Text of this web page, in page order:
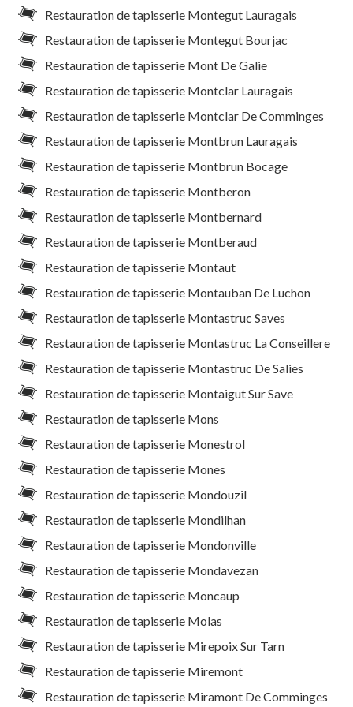
Restauration de tapisserie Montegut Lauragais
Restauration de tapisserie Montegut Bourjac
Restauration de tapisserie Mont De Galie
Restauration de tapisserie Montclar Lauragais
Restauration de tapisserie Montclar De Comminges
Restauration de tapisserie Montbrun Lauragais
Restauration de tapisserie Montbrun Bocage
Restauration de tapisserie Montberon
Restauration de tapisserie Montbernard
Restauration de tapisserie Montberaud
Restauration de tapisserie Montaut
Restauration de tapisserie Montauban De Luchon
Restauration de tapisserie Montastruc Saves
Restauration de tapisserie Montastruc La Conseillere
Restauration de tapisserie Montastruc De Salies
Restauration de tapisserie Montaigut Sur Save
Restauration de tapisserie Mons
Restauration de tapisserie Monestrol
Restauration de tapisserie Mones
Restauration de tapisserie Mondouzil
Restauration de tapisserie Mondilhan
Restauration de tapisserie Mondonville
Restauration de tapisserie Mondavezan
Restauration de tapisserie Moncaup
Restauration de tapisserie Molas
Restauration de tapisserie Mirepoix Sur Tarn
Restauration de tapisserie Miremont
Restauration de tapisserie Miramont De Comminges